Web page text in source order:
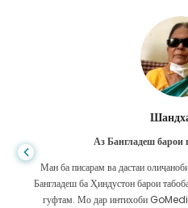
Аз Бангладеш барои
Ман ба писарам ва дастаи
Бангладеш ба Ҳиндустон барои
гуфтам. Мо дар интихоби